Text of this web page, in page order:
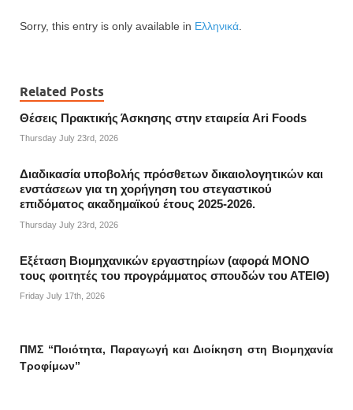
Sorry, this entry is only available in Ελληνικά
Related Posts
Θέσεις Πρακτικής Άσκησης στην εταιρεία Ari Foods
Thursday July 23rd, 2026
Διαδικασία υποβολής πρόσθετων δικαιολογητικών και
ενστάσεων για τη χορήγηση του στεγαστικού
επιδόματος ακαδημαϊκού έτους 2025-2026.
Thursday July 23rd, 2026
Εξέταση Βιομηχανικών εργαστηρίων (αφορά ΜΟΝΟ
τους φοιτητές του προγράμματος σπουδών του ΑΤΕΙΘ)
Friday July 17th, 2026
ΠΜΣ “Ποιότητα, Παραγωγή και Διοίκηση στη Βιομηχανία
Τροφίμων”